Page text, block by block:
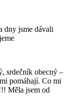
dny jsme dávali
srdečník obecný –
pomáhají. Co mi
Měla jsem od